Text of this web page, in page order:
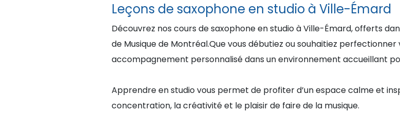
Leçons de saxophone en studio à Ville-Émard
Découvrez nos cours de saxophone en studio à Ville-Émard, offerts
de Musique de Montréal.Que vous débutiez ou souhaitiez
accompagnement personnalisé dans un environnement accueillant
Apprendre en studio vous permet de profiter d’un espace calme et
concentration, la créativité et le plaisir de faire de la musique.